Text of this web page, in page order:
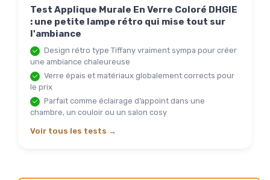
Test Applique Murale En Verre Coloré DHGIE
: une petite lampe rétro qui mise tout sur
l'ambiance
Design rétro type Tiffany vraiment sympa pour créer
une ambiance chaleureuse
Verre épais et matériaux globalement corrects pour
le prix
Parfait comme éclairage d’appoint dans une
chambre, un couloir ou un salon cosy
Voir tous les tests →